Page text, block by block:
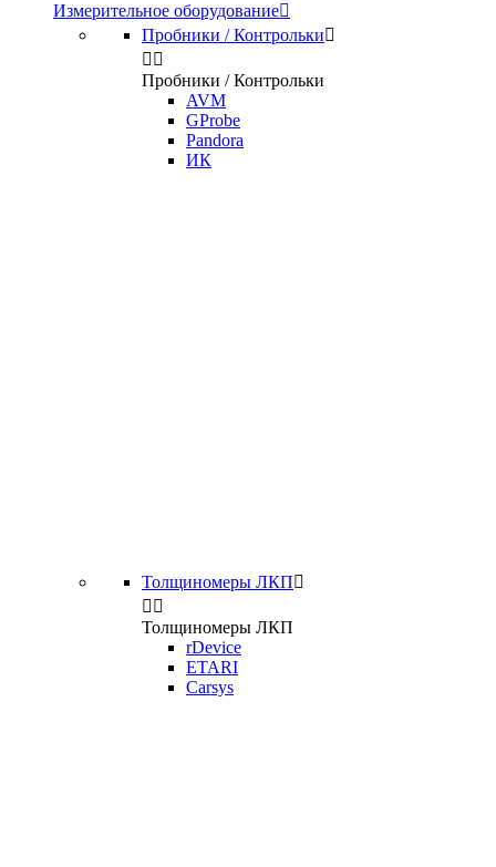
Измерительное оборудование
Пробники / Контрольки
 
Пробники / Контрольки
AVM
GProbe
Pandora
ИК
Толщиномеры ЛКП
 
Толщиномеры ЛКП
rDevice
ETARI
Carsys